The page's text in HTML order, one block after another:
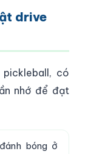
drive
có
nhớ để đạt
bóng ở